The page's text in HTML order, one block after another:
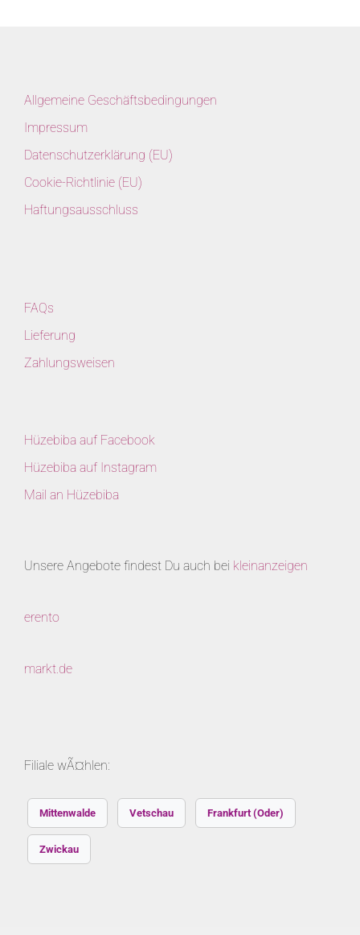
Allgemeine Geschäftsbedingungen
Impressum
Datenschutzerklärung (EU)
Cookie-Richtlinie (EU)
Haftungsausschluss
FAQs
Lieferung
Zahlungsweisen
Hüzebiba auf Facebook
Hüzebiba auf Instagram
Mail an Hüzebiba
Unsere Angebote findest Du auch bei kleinanzeigen
erento
markt.de
Filiale wÃ¤hlen:
Mittenwalde Vetschau Frankfurt (Oder)
Zwickau